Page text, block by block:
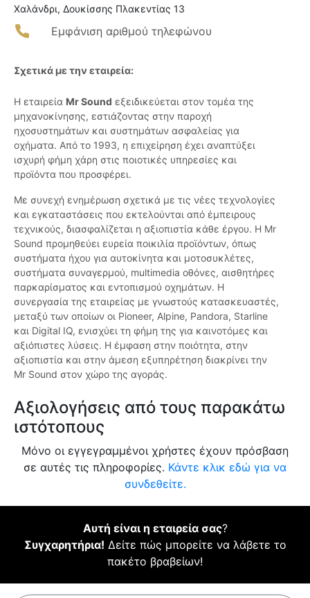
Χαλάνδρι, Δουκίσσης Πλακεντίας 13
Εμφάνιση αριθμού τηλεφώνου
Σχετικά με την εταιρεία:
Η εταιρεία Mr Sound εξειδικεύεται στον τομέα της
μηχανοκίνησης, εστιάζοντας στην παροχή
ηχοσυστημάτων και συστημάτων ασφαλείας για
οχήματα. Από το 1993, η επιχείρηση έχει αναπτύξει
ισχυρή φήμη χάρη στις ποιοτικές υπηρεσίες και
προϊόντα που προσφέρει.
Με συνεχή ενημέρωση σχετικά με τις νέες τεχνολογίες
και εγκαταστάσεις που εκτελούνται από έμπειρους
τεχνικούς, διασφαλίζεται η αξιοπιστία κάθε έργου. Η Mr
Sound προμηθεύει ευρεία ποικιλία προϊόντων, όπως
συστήματα ήχου για αυτοκίνητα και μοτοσυκλέτες,
συστήματα συναγερμού, multimedia οθόνες, αισθητήρες
παρκαρίσματος και εντοπισμού οχημάτων. Η
συνεργασία της εταιρείας με γνωστούς κατασκευαστές,
μεταξύ των οποίων οι Pioneer, Alpine, Pandora, Starline
και Digital IQ, ενισχύει τη φήμη της για καινοτόμες και
αξιόπιστες λύσεις. Η έμφαση στην ποιότητα, στην
αξιοπιστία και στην άμεση εξυπηρέτηση διακρίνει την
Mr Sound στον χώρο της αγοράς.
Αξιολογήσεις από τους παρακάτω
ιστότοπους
Μόνο οι εγγεγραμμένοι χρήστες έχουν πρόσβαση
σε αυτές τις πληροφορίες. Κάντε κλικ εδώ για να
συνδεθείτε.
Αυτή είναι η εταιρεία σας?
Συγχαρητήρια! Δείτε πώς μπορείτε να λάβετε το
πακέτο βραβείων!